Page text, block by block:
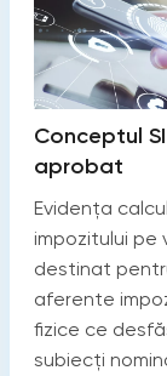
Conceptul
aprobat
Evidența
impozitului pe
destinat
aferente
fizice ce
subiecți